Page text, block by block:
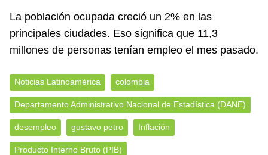
La población ocupada creció un 2% en las
principales ciudades. Eso significa que 11,3
millones de personas tenían empleo el mes pasado.
Noticias Latinoamérica colombia
Departamento Administrativo Nacional de Estadística (DANE)
desempleo gustavo petro Inflación
Producto Interno Bruto (PIB)